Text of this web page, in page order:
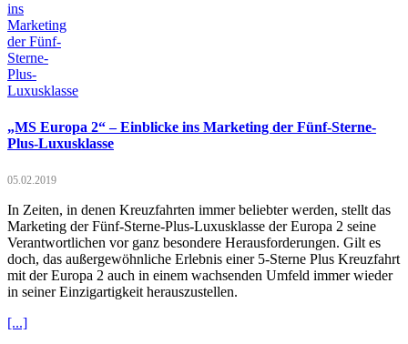
„MS Europa 2“ – Einblicke ins Marketing der Fünf-Sterne-
Plus-Luxusklasse
05.02.2019
In Zeiten, in denen Kreuzfahrten immer beliebter werden, stellt das
Marketing der Fünf-Sterne-Plus-Luxusklasse der Europa 2 seine
Verantwortlichen vor ganz besondere Herausforderungen. Gilt es
doch, das außergewöhnliche Erlebnis einer 5-Sterne Plus Kreuzfahrt
mit der Europa 2 auch in einem wachsenden Umfeld immer wieder
in seiner Einzigartigkeit herauszustellen.
[...]